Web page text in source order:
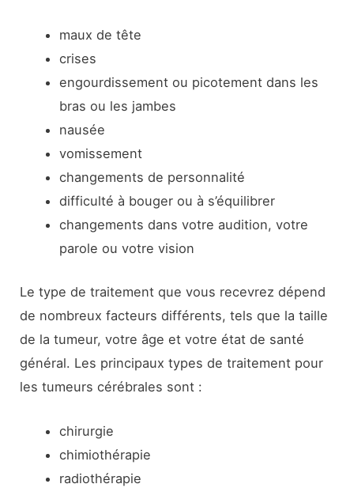
maux de tête
crises
engourdissement ou picotement dans les
bras ou les jambes
nausée
vomissement
changements de personnalité
difficulté à bouger ou à s’équilibrer
changements dans votre audition, votre
parole ou votre vision
Le type de traitement que vous recevrez dépend
de nombreux facteurs différents, tels que la taille
de la tumeur, votre âge et votre état de santé
général. Les principaux types de traitement pour
les tumeurs cérébrales sont :
chirurgie
chimiothérapie
radiothérapie